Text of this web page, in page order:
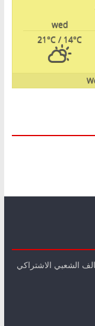
wed
21°C / 14°C
الشعبي الاشتراكي